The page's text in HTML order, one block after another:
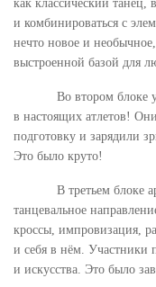
как классический танец,
и комбинироваться с
нечто новое и
выстроенной базой для
Во втором блоке
в настоящих атлетов!
подготовку и зарядили
Это было круто!
В третьем блоке
танцевальное
кроссы, импровизация,
и себя в нём. Участники
и искусства. Это было